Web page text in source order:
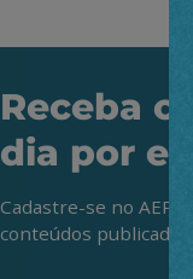
Receba
dia por
Cadastre-se no
conteúdos publicados